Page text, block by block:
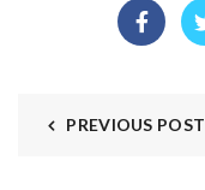
PREVIOUS POST